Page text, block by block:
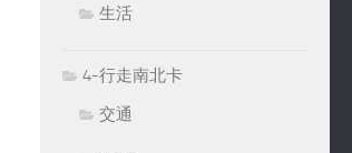
生活
4-行走南北卡
交通